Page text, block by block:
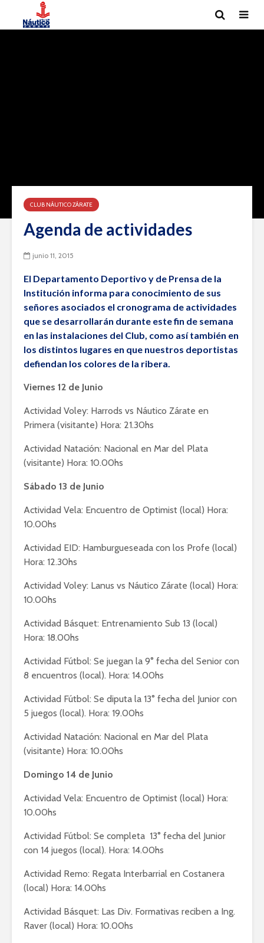
CLUB NÁUTICO ZÁRATE
Agenda de actividades
junio 11, 2015
El Departamento Deportivo y de Prensa de la
Institución informa para conocimiento de sus
señores asociados el cronograma de actividades
que se desarrollarán durante este fin de semana
en las instalaciones del Club, como así también en
los distintos lugares en que nuestros deportistas
defiendan los colores de la ribera.
Viernes 12 de Junio
Actividad Voley: Harrods vs Náutico Zárate en
Primera (visitante) Hora: 21.30hs
Actividad Natación: Nacional en Mar del Plata
(visitante) Hora: 10.00hs
Sábado 13 de Junio
Actividad Vela: Encuentro de Optimist (local) Hora:
10.00hs
Actividad EID: Hamburgueseada con los Profe (local)
Hora: 12.30hs
Actividad Voley: Lanus vs Náutico Zárate (local) Hora:
10.00hs
Actividad Básquet: Entrenamiento Sub 13 (local)
Hora: 18.00hs
Actividad Fútbol: Se juegan la 9° fecha del Senior con
8 encuentros (local). Hora: 14.00hs
Actividad Fútbol: Se diputa la 13° fecha del Junior con
5 juegos (local). Hora: 19.00hs
Actividad Natación: Nacional en Mar del Plata
(visitante) Hora: 10.00hs
Domingo 14 de Junio
Actividad Vela: Encuentro de Optimist (local) Hora:
10.00hs
Actividad Fútbol: Se completa 13° fecha del Junior
con 14 juegos (local). Hora: 14.00hs
Actividad Remo: Regata Interbarrial en Costanera
(local) Hora: 14.00hs
Actividad Básquet: Las Div. Formativas reciben a Ing.
Raver (local) Hora: 10.00hs